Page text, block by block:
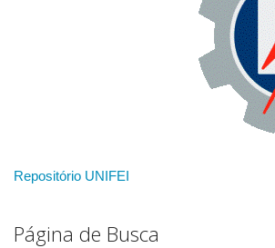
Repositório UNIFEI
Página de Busca